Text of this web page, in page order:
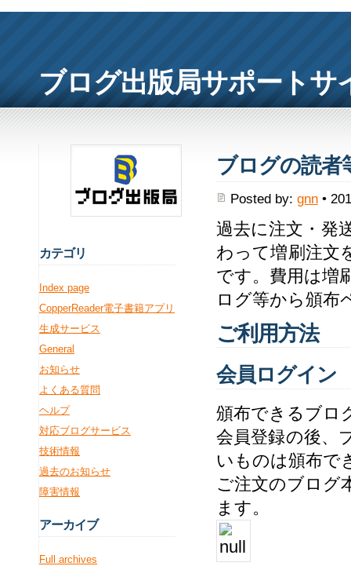
ブログ出版局サポートサ
ブログの読者
Posted by: gnn•
過去に注文・発
わって増刷注文
です。費用は増
ログ等から頒布
ご利用方法
会員ログイン
頒布できるブロ
会員登録の後、
いものは頒布で
ご注文のブログ
ます。
カテゴリ
Index page
CopperReader電子書籍アプリ
生成サービス
General
お知らせ
よくある質問
ヘルプ
対応ブログサービス
技術情報
過去のお知らせ
障害情報
アーカイブ
Full archives